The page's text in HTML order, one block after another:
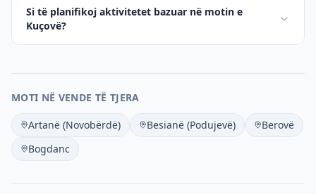
Si të planifikoj aktivitetet bazuar në motin e
Kuçovë?
MOTI NË VENDE TË TJERA
Artanë (Novobërdë) Besianë (Podujevë)
Berovë
Bogdanc